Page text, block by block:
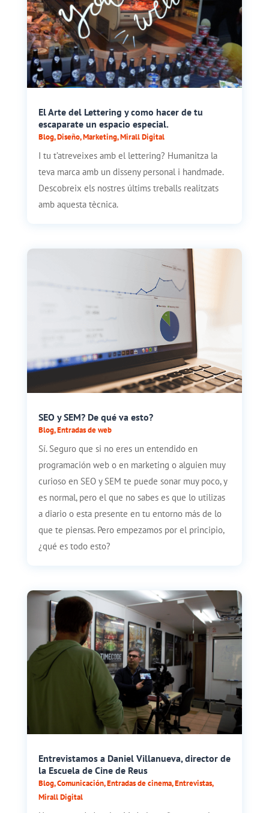
El Arte del Lettering y como hacer de tu
escaparate un espacio especial.
Blog,Diseño,Marketing,Mirall Digital
I tu t’atreveixes amb el lettering? Humanitza la
teva marca amb un disseny personal i handmade.
Descobreix els nostres últims treballs realitzats
amb aquesta tècnica.
SEO y SEM? De qué va esto?
Blog,Entradas de web
Sí. Seguro que si no eres un entendido en
programación web o en marketing o alguien muy
curioso en SEO y SEM te puede sonar muy poco, y
es normal, pero el que no sabes es que lo utilizas
a diario o esta presente en tu entorno más de lo
que te piensas. Pero empezamos por el principio,
¿qué es todo esto?
Entrevistamos a Daniel Villanueva, director de
la Escuela de Cine de Reus
Blog,Comunicación,Entradas de cinema,Entrevistas,
Mirall Digital